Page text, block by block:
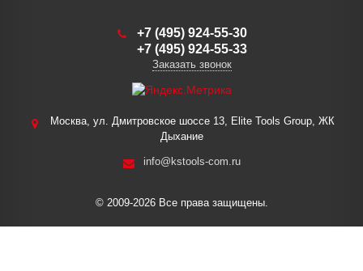
+7 (495) 924-55-30
+7 (495) 924-55-33
Заказать звонок
Москва, ул. Дмитровское шоссе 13, Elite Tools Group, ЖК
Дыхание
info@kstools-com.ru
© 2009-2026 Все права защищены.